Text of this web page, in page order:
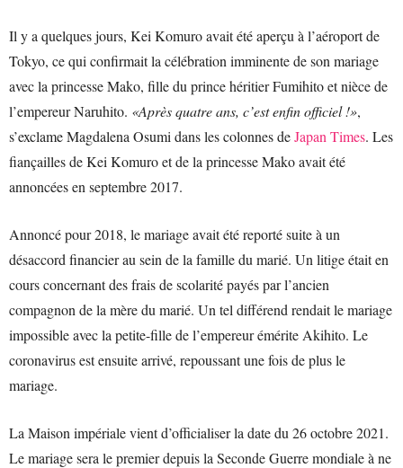
Il y a quelques jours, Kei Komuro avait été aperçu à l’aéroport de
Tokyo, ce qui confirmait la célébration imminente de son mariage
avec la princesse Mako, fille du prince héritier Fumihito et nièce de
l’empereur Naruhito. «Après quatre ans, c’est enfin officiel !»,
s’exclame Magdalena Osumi dans les colonnes deJapan Times. Les
fiançailles de Kei Komuro et de la princesse Mako avait été
annoncées en septembre 2017.
Annoncé pour 2018, le mariage avait été reporté suite à un
désaccord financier au sein de la famille du marié. Un litige était en
cours concernant des frais de scolarité payés par l’ancien
compagnon de la mère du marié. Un tel différend rendait le mariage
impossible avec la petite-fille de l’empereur émérite Akihito. Le
coronavirus est ensuite arrivé, repoussant une fois de plus le
mariage.
La Maison impériale vient d’officialiser la date du 26 octobre 2021.
Le mariage sera le premier depuis la Seconde Guerre mondiale à ne